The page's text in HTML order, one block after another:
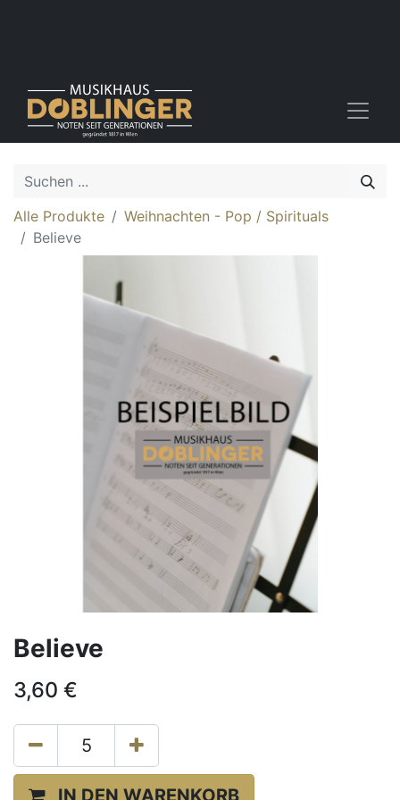
Alle Produkte
Weihnachten - Pop / Spirituals
Believe
Believe
3,60 €
IN DEN WARENKORB